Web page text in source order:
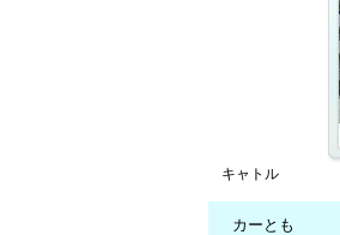
キャトル
カーとも